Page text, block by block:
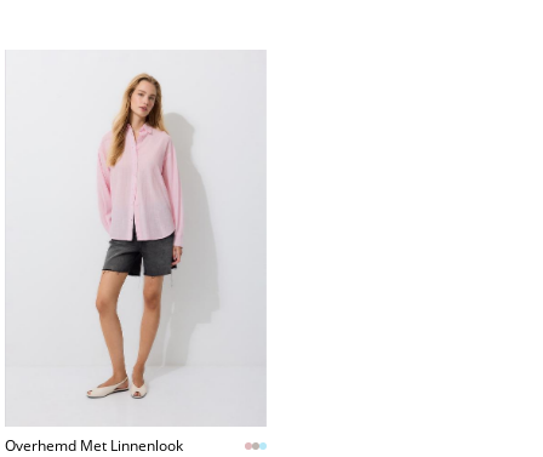
Overhemd Met Linnenlook